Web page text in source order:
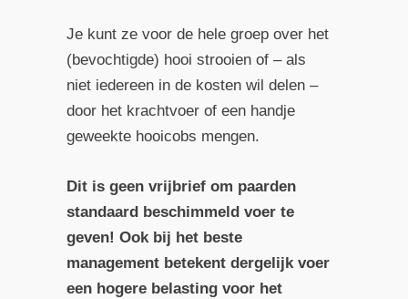
Je kunt ze voor de hele groep over het
(bevochtigde) hooi strooien of – als
niet iedereen in de kosten wil delen –
door het krachtvoer of een handje
geweekte hooi­cobs mengen.
Dit is geen vrijbrief om paarden
standaard beschimmeld voer te
geven! Ook bij het beste
management betekent dergelijk voer
een hogere belasting voor het